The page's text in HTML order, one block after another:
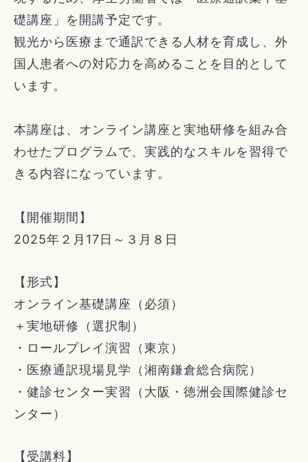
礎講座」を開講予定です。
観光から医療まで通訳できる人材を育成し、外
国人患者への対応力を高めることを目的として
います。
本講座は、オンライン講座と実地研修を組み合
わせたプログラムで、実践的なスキルを習得で
きる内容になっています。
【開催期間】
2025年２月17日～３月８日
【形式】
オンライン基礎講座（必須）
＋実地研修（選択制）
・ロールプレイ演習（東京）
・医療通訳現場見学（湘南鎌倉総合病院）
・健診センター実習（大阪・徳洲会国際健診セ
ンター）
【受講料】